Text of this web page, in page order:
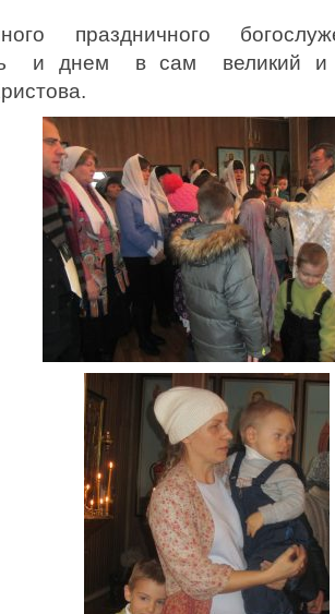
праздничного
и днем в сам великий и